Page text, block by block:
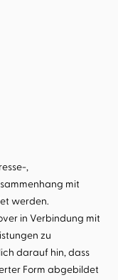
,
mit
werden.
in Verbindung mit
zu
darauf hin, dass
Form abgebildet